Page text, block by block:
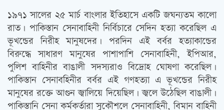
১৯৭১ সালের ২৫ মার্চ বাংলার ইতিহাসে একটি জঘন্যতম কালো
রাত। পাকিস্তান সেনাবাহিনী নির্বিচারে সেদিন হত্যা করেছিল এ
ভূখন্ডের নিরীহ মানুষদের। পরদিন এই বর্বর হত্যাকান্ডের
বিরুদ্ধে সাধারণ মানুষের পাশাপাশি সেনাবাহিনী, ইপিআর,
পুলিশ বাহিনীর বাঙালী সদস্যরাও বিদ্রোহ ঘোষণা করেছিল।
পাকিস্তান সেনাবহিনীর বর্বর এই গণহত্যা এ ভূখন্ডের নিরীহ
মানুষের রক্তে আগুন জ্বালিয়ে দিয়েছিল। জ্বলে উঠেছিল বাঙালী।
পাকিস্তানি সেনা কর্মকর্তারা সুকৌশলে সেনাবাহিনী, বিমান বাহিনী